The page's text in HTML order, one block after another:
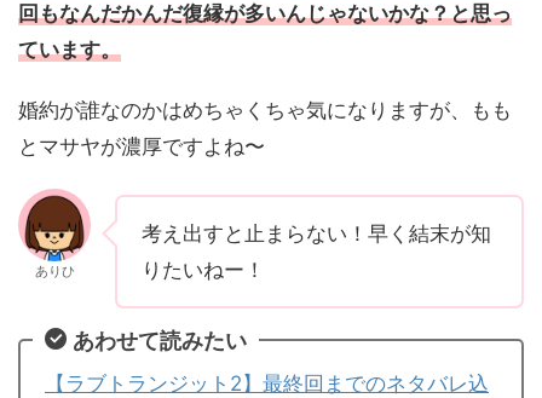
回もなんだかんだ復縁が多いんじゃないかな？と思っ
ています。
婚約が誰なのかはめちゃくちゃ気になりますが、もも
とマサヤが濃厚ですよね〜
ありひ
考え出すと止まらない！早く結末が知
りたいねー！
あわせて読みたい
【ラブトランジット2】最終回までのネタバレ込